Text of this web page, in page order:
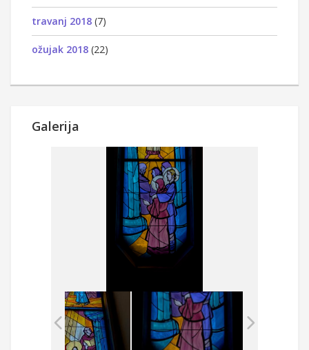
travanj 2018 (7)
ožujak 2018 (22)
Galerija